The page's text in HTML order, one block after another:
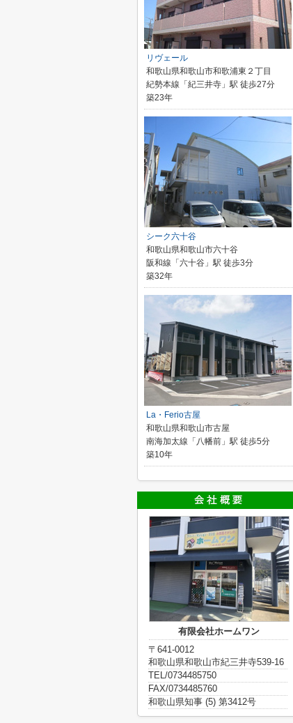
リヴェール
和歌山県和歌山市和歌浦東２丁目
紀勢本線「紀三井寺」駅 徒歩27分
築23年
シーク六十谷
和歌山県和歌山市六十谷
阪和線「六十谷」駅 徒歩3分
築32年
La・Ferio古屋
和歌山県和歌山市古屋
南海加太線「八幡前」駅 徒歩5分
築10年
有限会社ホームワン
〒641-0012
和歌山県和歌山市紀三井寺539-16
TEL/0734485750
FAX/0734485760
和歌山県知事 (5) 第3412号